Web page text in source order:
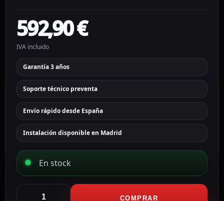
592,90€
IVA incluido
Garantía 3 años
Soporte técnico preventa
Envío rápido desde España
Instalación disponible en Madrid
En stock
COMPRAR